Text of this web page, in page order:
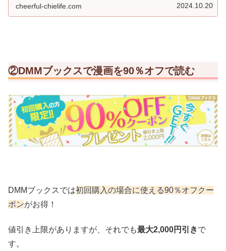
cheerful-chielife.com 2024.10.20
②DMMブックスで漫画を90％オフで読む
DMMブックスでは初回購入の場合に使える90％オフクー
ポンがお得！
値引き上限がありますが、それでも最大2,000円引きで
す。